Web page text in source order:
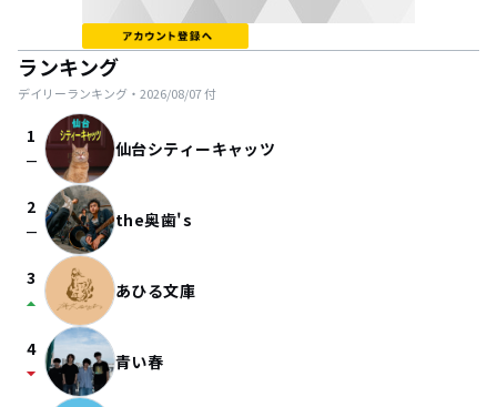
ランキング
デイリーランキング・ 2026/08/07付
1
check_indeterminate_small 仙台シティーキャッツ
2
check_indeterminate_small the奥歯's
3
arrow_drop_up あひる文庫
4
arrow_drop_down 青い春